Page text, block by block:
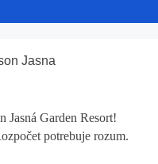
Jasna
Garden Resort!
potrebuje rozum.